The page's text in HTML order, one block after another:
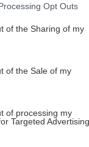
website/app uses one
or usage behaviour.
to Google and its
specified purposes
Opt Outs
of the Sharing of my
of the Sale of my
of processing my
Targeted Advertising.
μέσα
Down World
και το
πολιτισμό.